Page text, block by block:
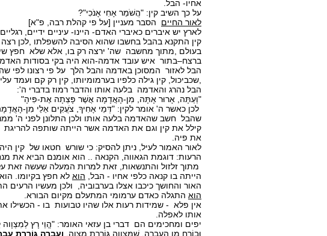
אחיו- הבל.
על כך השיב קין: "הֲשֹׁמֵר אָחִי אָנֹכִי"?
לאור החיים הסבר מעניין [על פי קהלת רבה, פ"א]
לארץ יש איברים כאיברי האדם- היינו- עיניים ידיים,
קין התקנא בהבל בחשבו שהוא הסיבה להשפלתו ,לכן רצה
בעולם ,מתוך מחשבה שה' ירצה רק בו, אלא שלא חפץ
ברצח–בתור איש עובד אדמה-הוא היה בקי בסודות
הבל לאזור המסוכן באדמה והבל הלך על פי רצונו לפי
,שכביכול, קין גילה כלפיו בערמומיותו, קין רק קם ועמד
הבל נהרג והאדמה בלעה אותו והדבר רמוז בדברי ה':
"וְעַתָּה, אָרוּר אָתָּה, מִן-הָאֲדָמָה אֲשֶׁר פָּצְתָה אֶת-פִּיהָ"
לכן כאשר ה' אומר לקין: "דְּמֵי אָחִיךָ, צֹעֲקִים אֵלַי מִן-
שהבל חשב שהאדמה בלעה אותו ולכן התלונן לפני ה'
קילל את קין וגם את האדמה אשר הייתה שותפה
את פיה.
לאור האמור לעיל, ניתן להסיק: כי שורש חטאו של קין
הרעות: דוגמת הגאווה, הקנאה .. הוא אומנם הביא את
מתוך זלזול והתנשאות, זאת למרות המעלה שעשה זאת
הייתה בו קנאה כלפי אחיו - הבל, הוא לא חפץ בקיומו.
האור והחושך כיכבו אצלו בערבוביה, ולכן מעשיו הרעים
הוא התגלה כאדם ערמומי המתעלם מקיום הבורא.
אין פלא - שמידות רעות אלו שהיו טבועות בו - הכשילו
אותו לאפלה.
יפים ומחכימים הם דברי בן עזאי האומר: "הֱוֵי רָץ
וּבוֹרֵחַ מִן הָעֲבֵרָה, שֶׁמִּצְווָה גּוֹרֶרֶת מִצְוָה, וַעֲבֵרָה גּוֹרֶרֶת